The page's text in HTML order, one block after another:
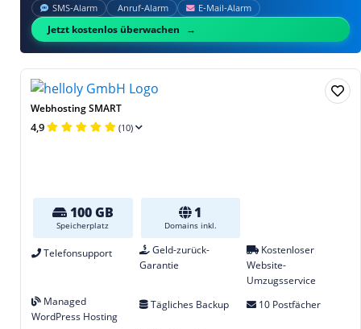
SMS‑Alarm Anruf‑Alarm E‑Mail‑Alarm
Jetzt kostenlos überwachen
Webhosting SMART
4,9 (10)
100 GB
Speicherplatz
1
Domains inkl.
Telefonsupport
Geld-zurück-
Garantie
Kostenloser
Website-
Umzugsservice
Managed
WordPress Hosting
Tägliches Backup 10 Postfächer